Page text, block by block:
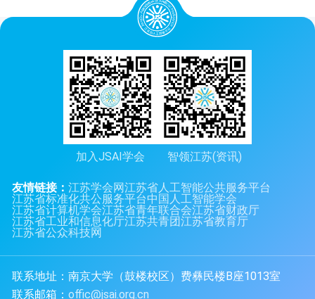
加入JSAI学会 智领江苏(资讯)
友情链接：江苏学会网江苏省人工智能公共服务平台
江苏省标准化共公服务平台中国人工智能学会
江苏省计算机学会江苏省青年联合会江苏省财政厅
江苏省工业和信息化厅江苏共青团江苏省教育厅
江苏省公众科技网
联系地址：南京大学（鼓楼校区）费彝民楼B座1013室
联系邮箱：offic@jsai.org.cn